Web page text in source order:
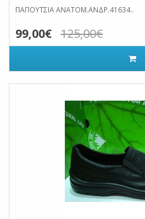
ΠΑΠΟΥΤΣΙΑ ΑΝΑΤΟΜ.ΑΝΔΡ.41634..
99,00€ 125,00€